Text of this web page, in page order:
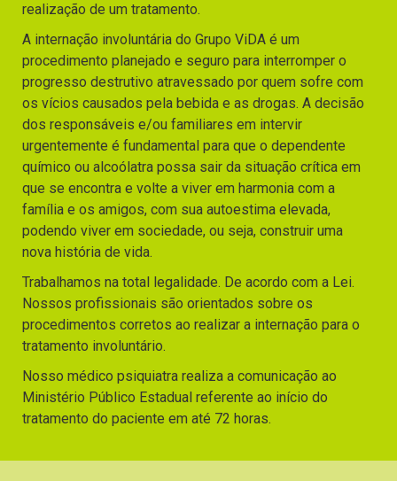
realização de um tratamento.
A internação involuntária do Grupo ViDA é um
procedimento planejado e seguro para interromper o
progresso destrutivo atravessado por quem sofre com
os vícios causados pela bebida e as drogas. A decisão
dos responsáveis e/ou familiares em intervir
urgentemente é fundamental para que o dependente
químico ou alcoólatra possa sair da situação crítica em
que se encontra e volte a viver em harmonia com a
família e os amigos, com sua autoestima elevada,
podendo viver em sociedade, ou seja, construir uma
nova história de vida.
Trabalhamos na total legalidade. De acordo com a Lei.
Nossos profissionais são orientados sobre os
procedimentos corretos ao realizar a internação para o
tratamento involuntário.
Nosso médico psiquiatra realiza a comunicação ao
Ministério Público Estadual referente ao início do
tratamento do paciente em até 72 horas.